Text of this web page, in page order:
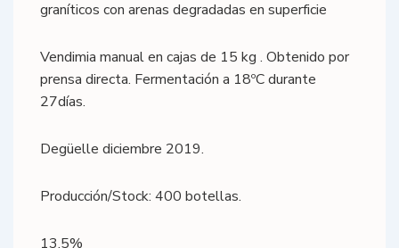
graníticos con arenas degradadas en superficie
Vendimia manual en cajas de 15 kg . Obtenido por
prensa directa. Fermentación a 18ºC durante
27días.
Degüelle diciembre 2019.
Producción/Stock: 400 botellas.
13,5%